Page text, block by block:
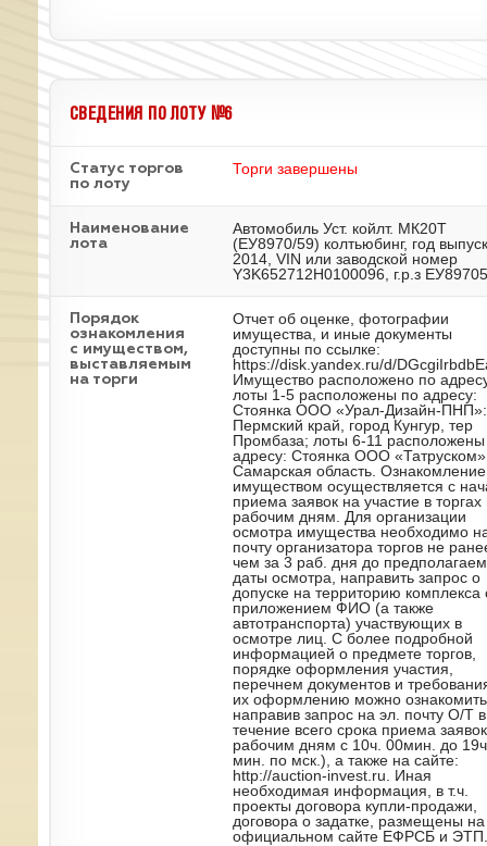
СВЕДЕНИЯ ПО ЛОТУ №6
Статус торгов
по лоту
Торги завершены
Наименование
лота
Автомобиль Уст. койлт. МК20Т
(ЕУ8970/59) колтьюбинг, год
2014, VIN или заводской номер
Y3K652712H0100096, г.р.з
Порядок
ознакомления
с имуществом,
выставляемым
на торги
Отчет об оценке, фотографии
имущества, и иные документы
доступны по ссылке:
https://disk.yandex.ru/d/
Имущество расположено по
лоты 1-5 расположены по адресу:
Стоянка ООО «Урал-Дизайн-ПНП»:
Пермский край, город Кунгур, тер
Промбаза; лоты 6-11
адресу: Стоянка ООО
Самарская область.
имуществом осуществляется с
приема заявок на участие в торгах
рабочим дням. Для организации
осмотра имущества необходимо
почту организатора торгов не
чем за 3 раб. дня до
даты осмотра, направить запрос о
допуске на территорию комплекса
приложением ФИО (а также
автотранспорта) участвующих в
осмотре лиц. С более подробной
информацией о предмете торгов,
порядке оформления участия,
перечнем документов и
их оформлению можно
направив запрос на эл. почту О/Т в
течение всего срока приема
рабочим дням с 10ч. 00мин. до
мин. по мск.), а также на сайте:
http://auction-invest.ru. Иная
необходимая информация, в т.ч.
проекты договора купли-продажи,
договора о задатке, размещены на
официальном сайте ЕФРСБ и ЭТП.